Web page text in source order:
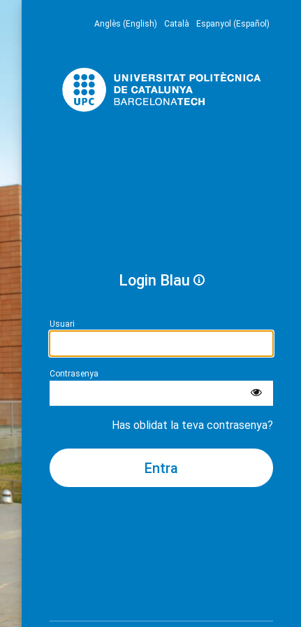
Anglès (English) Català Espanyol (Español)
Login Blau
Usuari
Contrasenya
Has oblidat la teva contrasenya?